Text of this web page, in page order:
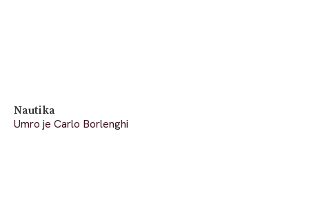
Nautika
Umro je Carlo Borlenghi